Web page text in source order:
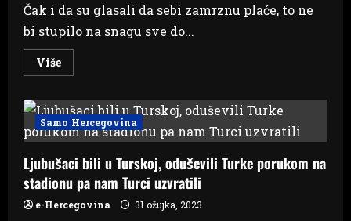
Čak i da su glasali da sebi zamrznu plaće, to ne
bi stupilo na snagu sve do...
VišeRead
more
štiti
Ustav:
Imaju
uvećane
do
2027.
godine!
Samo Hercegovina
Ljubušaci bili u Turskoj, oduševili Turke porukom na
stadionu pa nam Turci uzvratili
e-Hercegovina 31 ožujka, 2023